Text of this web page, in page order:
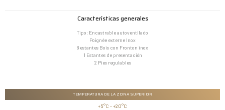
Características generales
Tipo: Encastrable autoventilado
Poignée externe Inox
8 estantes Bois con Fronton inox
1 Estantes de presentación
2 Pies regulables
TEMPERATURA DE LA ZONA SUPERIOR
+5°C - +20°C